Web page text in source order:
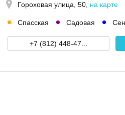
Гороховая улица, 50 на карте
Спасская Садовая
+7 (812) 448-47...